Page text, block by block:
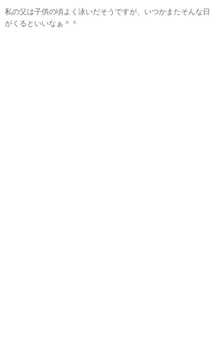
私の父は子供の頃よく泳いだそうですが、いつかまたそんな日
がくるといいなぁ＾＾